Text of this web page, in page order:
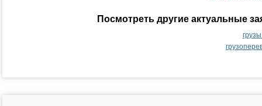
Посмотреть другие актуальные